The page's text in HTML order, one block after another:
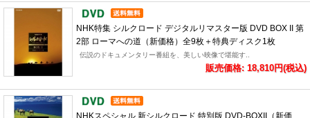
NHK特集 シルクロード デジタルリマスター版 DVD BOX II 第
2部 ローマへの道（新価格）全9枚＋特典ディスク1枚
伝説のドキュメンタリー番組を、美しい映像で堪能す..
販売価格: 18,810円(税込)
NHKスペシャル 新シルクロード 特別版 DVD-BOXII（新価